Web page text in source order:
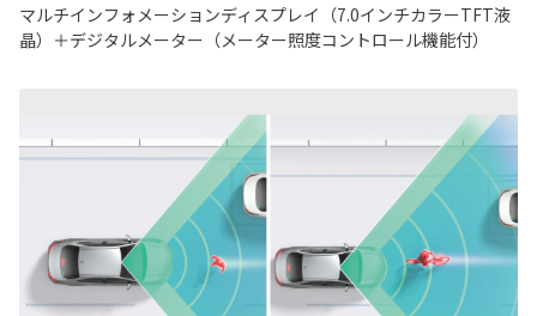
マルチインフォメーションディスプレイ（7.0インチカラーTFT液
晶）＋デジタルメーター（メーター照度コントロール機能付）